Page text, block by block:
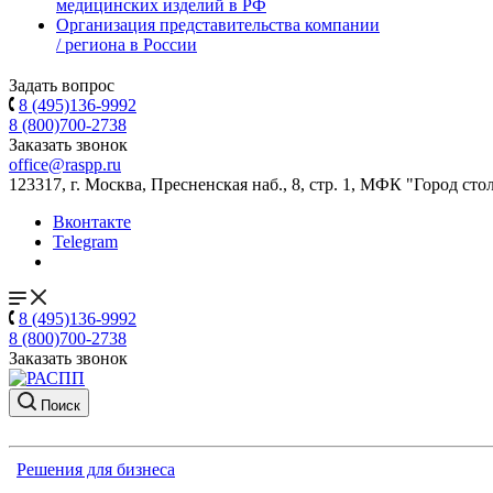
медицинских изделий в РФ
Организация представительства компании
/ региона в России
Задать вопрос
8 (495)136-9992
8 (800)700-2738
Заказать звонок
office@raspp.ru
123317, г. Москва, Пресненская наб., 8, стр. 1, МФК "Город
Вконтакте
Telegram
8 (495)136-9992
8 (800)700-2738
Заказать звонок
Поиск
Решения для бизнеса